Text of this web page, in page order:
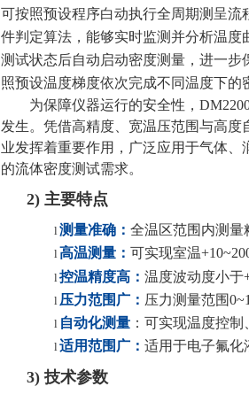
可按照预设程序白动执行全周期测呈
件判定算法，能够实时监测并分析温
测试状态后自动启动密度测量，进一
照预设温度梯度依次完成不同温度下的
为保障仪器运行的安全性，
发生。凭借高精度、宽温压范围与高度
业发挥着重要作用，广泛应用于气体
的流体密度测试需求。
2) 主要特点
l测量准确 ： 全温区范围内测量
l高温测量 ： 可实现室温
l控温精度高 ： 温度波动度小于
l 压力范围广 ： 压力测量范围
l 自动化测量 ： 可实现温度控制
l适用范围广 ： 适用于电子氟化
3) 技术参数